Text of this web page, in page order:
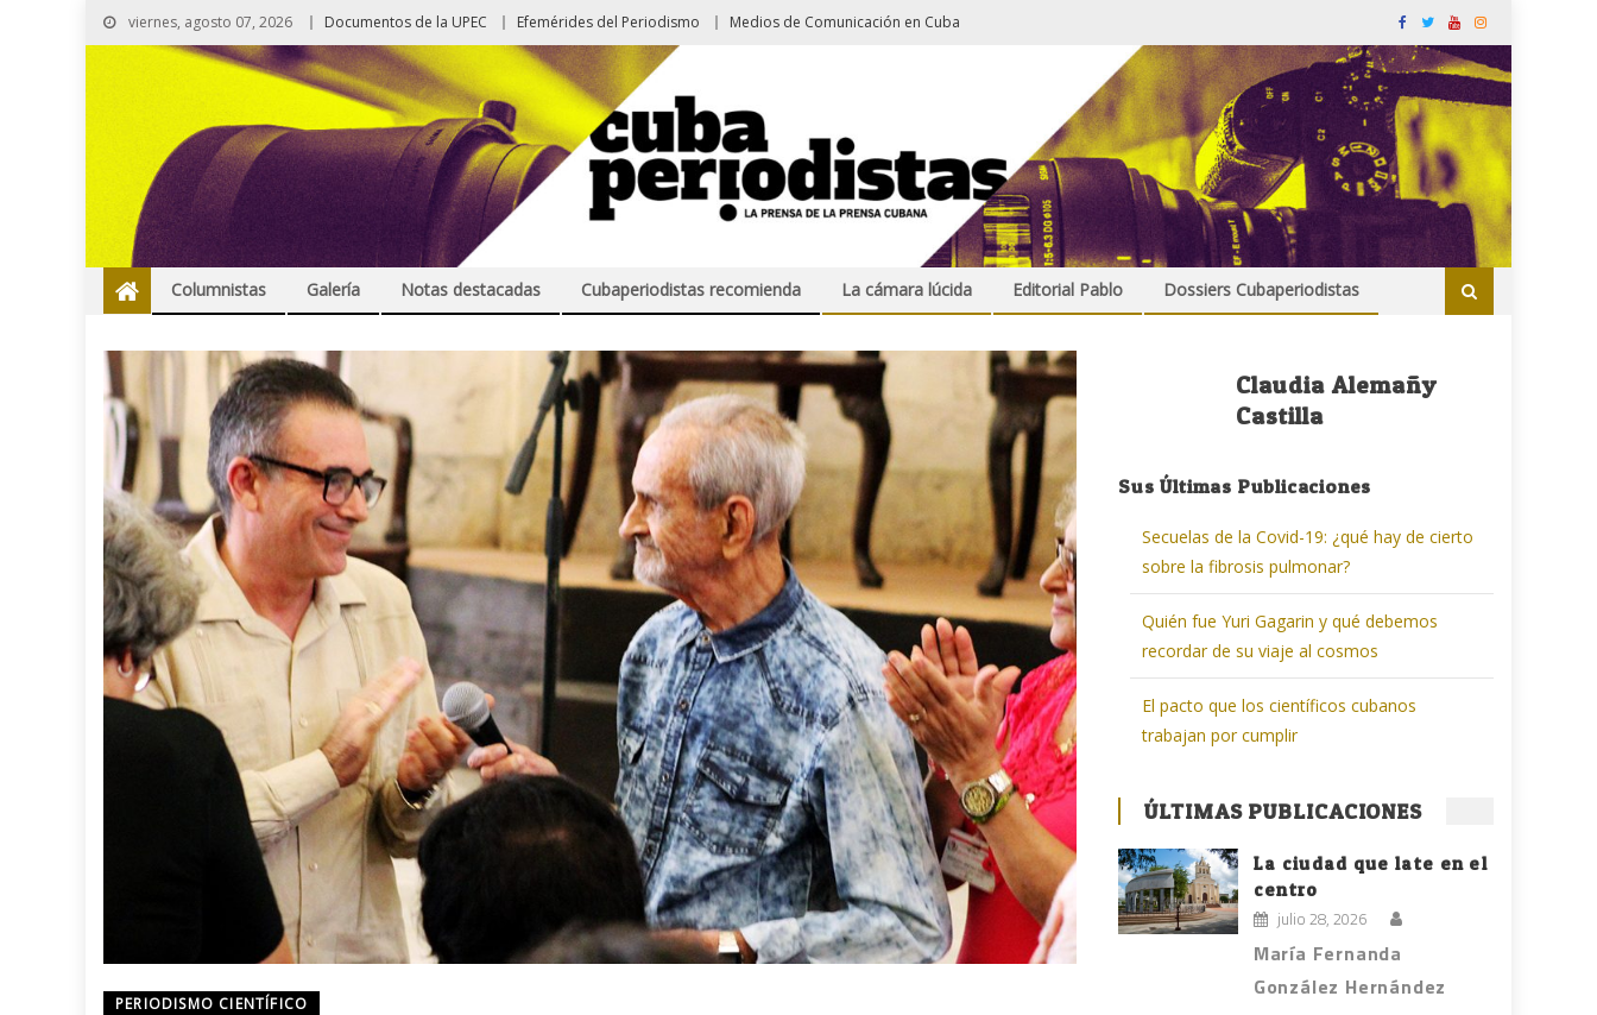
viernes, agosto 07, 2026 Documentos de la UPEC Efemérides del Periodismo Medios de Comunicación en Cuba
Columnistas Galería Notas destacadas Cubaperiodistas recomienda La cámara lúcida Editorial Pablo Dossiers Cubaperiodistas
PERIODISMO CIENTÍFICO
Claudia Alemañy
Castilla
Sus Últimas Publicaciones
Secuelas de la Covid-19: ¿qué hay de cierto
sobre la fibrosis pulmonar?
Quién fue Yuri Gagarin y qué debemos
recordar de su viaje al cosmos
El pacto que los científicos cubanos
trabajan por cumplir
ÚLTIMAS PUBLICACIONES
La ciudad que late en el
centro
julio 28, 2026
María Fernanda
González Hernández